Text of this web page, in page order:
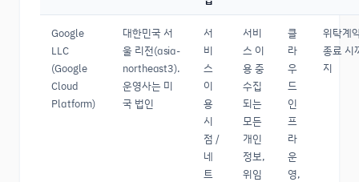
Google
LLC
(Google
Cloud
Platform)
대한민국 서
울 리전(asia-
northeast3).
운영사는 미
국 법인
서
비
스
이
용
시
점 /
네
트
서비
스 이
용 중
수집
되는
모든
개인
정보,
위임
클
라
우
드
인
프
라
운
영,
위탁계
종료 시
지